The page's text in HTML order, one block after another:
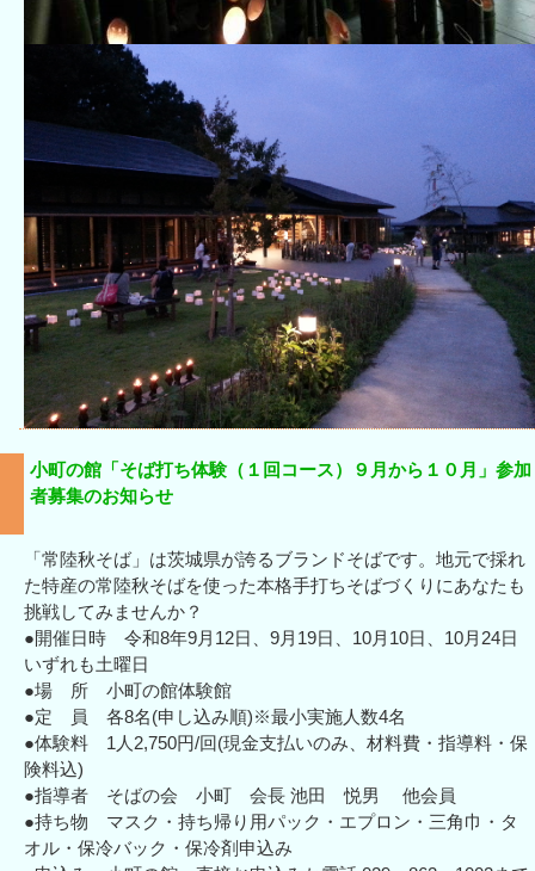
小町の館「そば打ち体験（１回コース）９月から１０月」参加
者募集のお知らせ
「常陸秋そば」は茨城県が誇るブランドそばです。地元で採れ
た特産の常陸秋そばを使った本格手打ちそばづくりにあなたも
挑戦してみませんか？
●開催日時 令和8年9月12日、9月19日、10月10日、10月24日
いずれも土曜日
●場 所 小町の館体験館
●定 員 各8名(申し込み順)※最小実施人数4名
●体験料 1人2,750円/回(現金支払いのみ、材料費・指導料・保
険料込)
●指導者 そばの会 小町 会長 池田 悦男 他会員
●持ち物 マスク・持ち帰り用パック・エプロン・三角巾・タ
オル・保冷バック・保冷剤申込み